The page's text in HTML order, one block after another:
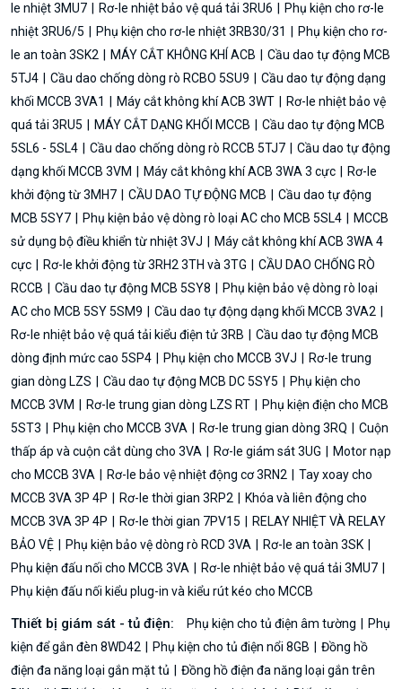
le nhiệt 3MU7
Rơ-le nhiệt bảo vệ quá tải 3RU6
Phụ kiện cho rơ-le
nhiệt 3RU6/5
Phụ kiện cho rơ-le nhiệt 3RB30/31
Phụ kiện cho rơ-
le an toàn 3SK2
MÁY CẮT KHÔNG KHÍ ACB
Cầu dao tự động MCB
5TJ4
Cầu dao chống dòng rò RCBO 5SU9
Cầu dao tự động dạng
khối MCCB 3VA1
Máy cắt không khí ACB 3WT
Rơ-le nhiệt bảo vệ
quá tải 3RU5
MÁY CẮT DẠNG KHỐI MCCB
Cầu dao tự động MCB
5SL6 - 5SL4
Cầu dao chống dòng rò RCCB 5TJ7
Cầu dao tự động
dạng khối MCCB 3VM
Máy cắt không khí ACB 3WA 3 cực
Rơ-le
khởi động từ 3MH7
CẦU DAO TỰ ĐỘNG MCB
Cầu dao tự động
MCB 5SY7
Phụ kiện bảo vệ dòng rò loại AC cho MCB 5SL4
MCCB
sử dụng bộ điều khiển từ nhiệt 3VJ
Máy cắt không khí ACB 3WA 4
cực
Rơ-le khởi động từ 3RH2 3TH và 3TG
CẦU DAO CHỐNG RÒ
RCCB
Cầu dao tự động MCB 5SY8
Phụ kiện bảo vệ dòng rò loại
AC cho MCB 5SY 5SM9
Cầu dao tự động dạng khối MCCB 3VA2
Rơ-le nhiệt bảo vệ quá tải kiểu điện tử 3RB
Cầu dao tự động MCB
dòng định mức cao 5SP4
Phụ kiện cho MCCB 3VJ
Rơ-le trung
gian dòng LZS
Cầu dao tự động MCB DC 5SY5
Phụ kiện cho
MCCB 3VM
Rơ-le trung gian dòng LZS RT
Phụ kiện điện cho MCB
5ST3
Phụ kiện cho MCCB 3VA Rơ-le trung gian dòng 3RQ
Cuộn
thấp áp và cuộn cắt dùng cho 3VA
Rơ-le giám sát 3UG
Motor nạp
cho MCCB 3VA
Rơ-le bảo vệ nhiệt động cơ 3RN2
Tay xoay cho
MCCB 3VA 3P 4P
Rơ-le thời gian 3RP2
Khóa và liên động cho
MCCB 3VA 3P 4P
Rơ-le thời gian 7PV15
RELAY NHIỆT VÀ RELAY
BẢO VỆ
Phụ kiện bảo vệ dòng rò RCD 3VA
Rơ-le an toàn 3SK
Phụ kiện đấu nối cho MCCB 3VA
Rơ-le nhiệt bảo vệ quá tải 3MU7
Phụ kiện đấu nối kiểu plug-in và kiểu rút kéo cho MCCB
Thiết bị giám sát - tủ điện: Phụ kiện cho tủ điện âm tường
Phụ
kiện để gắn đèn 8WD42
Phụ kiện cho tủ điện nổi 8GB
Đồng hồ
điện đa năng loại gắn mặt tủ
Đồng hồ điện đa năng loại gắn trên